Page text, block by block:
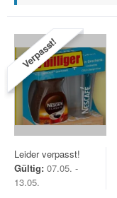
Verpasst!
Leider verpasst!
Gültig: 07.05. -
13.05.